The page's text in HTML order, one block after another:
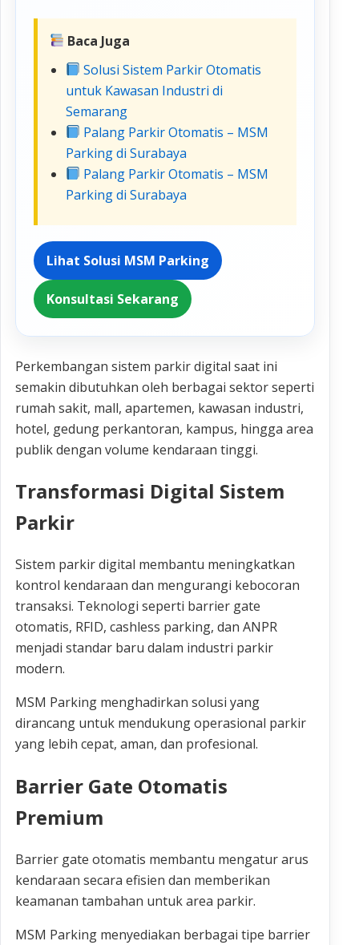
Baca Juga
Solusi Sistem Parkir Otomatis
untuk Kawasan Industri di
Semarang
Palang Parkir Otomatis – MSM
Parking di Surabaya
Palang Parkir Otomatis – MSM
Parking di Surabaya
Lihat Solusi MSM Parking
Konsultasi Sekarang
Perkembangan sistem parkir digital saat ini
semakin dibutuhkan oleh berbagai sektor seperti
rumah sakit, mall, apartemen, kawasan industri,
hotel, gedung perkantoran, kampus, hingga area
publik dengan volume kendaraan tinggi.
Transformasi Digital Sistem
Parkir
Sistem parkir digital membantu meningkatkan
kontrol kendaraan dan mengurangi kebocoran
transaksi. Teknologi seperti barrier gate
otomatis, RFID, cashless parking, dan ANPR
menjadi standar baru dalam industri parkir
modern.
MSM Parking menghadirkan solusi yang
dirancang untuk mendukung operasional parkir
yang lebih cepat, aman, dan profesional.
Barrier Gate Otomatis
Premium
Barrier gate otomatis membantu mengatur arus
kendaraan secara efisien dan memberikan
keamanan tambahan untuk area parkir.
MSM Parking menyediakan berbagai tipe barrier